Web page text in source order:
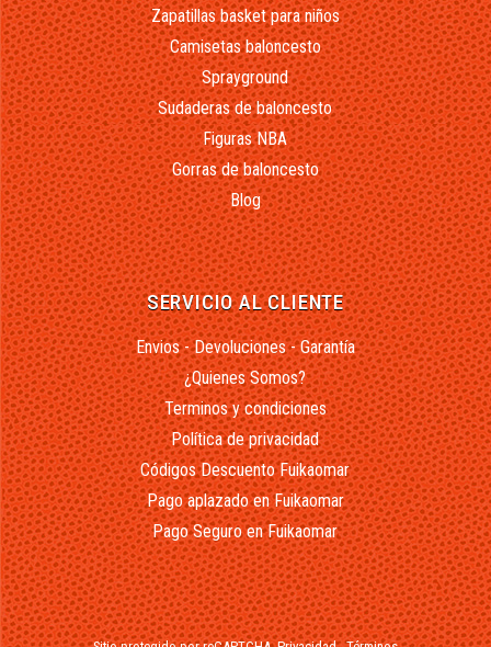
Zapatillas basket para niños
Camisetas baloncesto
Sprayground
Sudaderas de baloncesto
Figuras NBA
Gorras de baloncesto
Blog
SERVICIO AL CLIENTE
Envios - Devoluciones - Garantía
¿Quienes Somos?
Terminos y condiciones
Política de privacidad
Códigos Descuento Fuikaomar
Pago aplazado en Fuikaomar
Pago Seguro en Fuikaomar